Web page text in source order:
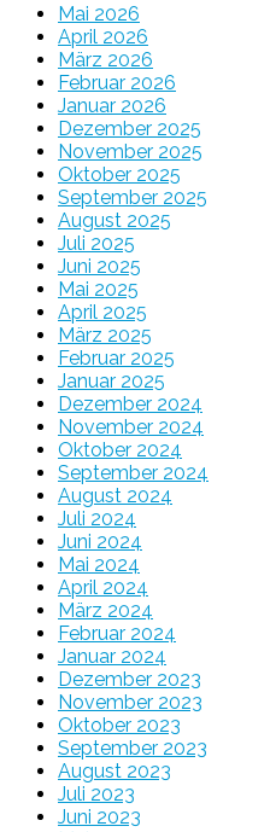
Mai 2026
April 2026
März 2026
Februar 2026
Januar 2026
Dezember 2025
November 2025
Oktober 2025
September 2025
August 2025
Juli 2025
Juni 2025
Mai 2025
April 2025
März 2025
Februar 2025
Januar 2025
Dezember 2024
November 2024
Oktober 2024
September 2024
August 2024
Juli 2024
Juni 2024
Mai 2024
April 2024
März 2024
Februar 2024
Januar 2024
Dezember 2023
November 2023
Oktober 2023
September 2023
August 2023
Juli 2023
Juni 2023